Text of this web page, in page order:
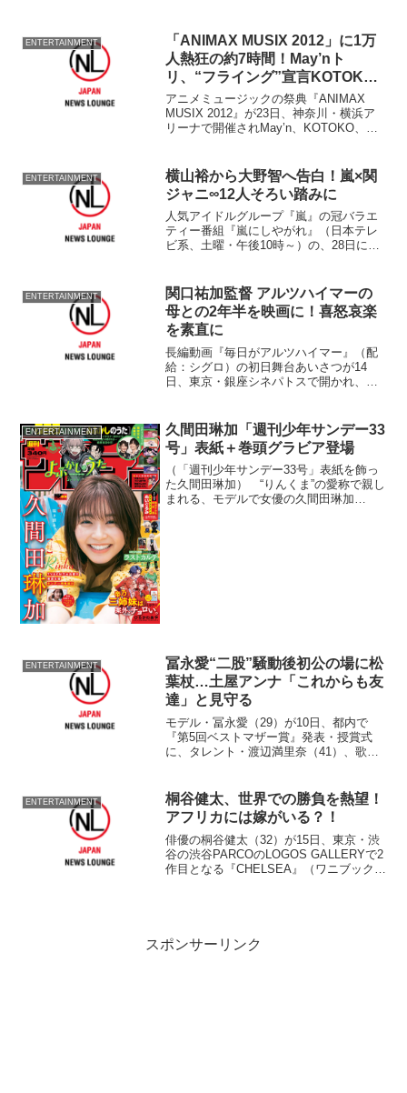
ENTERTAINMENT
「ANIMAX MUSIX 2012」に1万
人熱狂の約7時間！May’nト
リ、“フライング”宣言KOTOKO
は“釈明”※写真追加
アニメミュージックの祭典『ANIMAX
MUSIX 2012』が23日、神奈川・横浜ア
リーナで開催されMay’n、KOTOKO、
た。 アニメ専門チャンネル『アニ...
ENTERTAINMENT
横山裕から大野智へ告白！嵐×関
ジャニ∞12人そろい踏みに
人気アイドルグループ『嵐』の冠バラエ
ティー番組『嵐にしやがれ』（日本テレ
ビ系、土曜・午後10時～）の、28日に放
ることが15日、分かった。 『嵐』と
『関ジャニ∞』の1...
ENTERTAINMENT
関口祐加監督 アルツハイマーの
母との2年半を映画に！喜怒哀楽
を素直に
長編動画『毎日がアルツハイマー』（配
給：シグロ）の初日舞台あいさつが14
日、東京・銀座シネパトスで開かれ、企
現代日本。しかし、そんな中でもあまり
語られない認知症の...
ENTERTAINMENT
久間田琳加「週刊少年サンデー33
号」表紙＋巻頭グラビア登場
（「週刊少年サンデー33号」表紙を飾っ
た久間田琳加） “りんくま”の愛称で親し
まれる、モデルで女優の久間田琳加
ENTERTAINMENT
冨永愛“二股”騒動後初公の場に松
葉杖…土屋アンナ「これからも友
達」と見守る
モデル・冨永愛（29）が10日、都内で
『第5回ベストマザー賞』発表・授賞式
に、タレント・渡辺満里奈（41）、歌
場した。 2008年から開催されママ達の
憧れや目標とな...
ENTERTAINMENT
桐谷健太、世界での勝負を熱望！
アフリカには嫁がいる？！
俳優の桐谷健太（32）が15日、東京・渋
谷の渋谷PARCOのLOGOS GALLERYで2
作目となる『CHELSEA』（ワニブック
スポンサーリンク